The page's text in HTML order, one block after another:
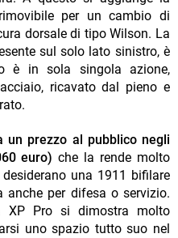
per un cambio di
dorsale di tipo Wilson. La
sul solo lato sinistro, è
è in sola singola azione,
ricavato dal pieno e
un prezzo al pubblico negli
euro)che la rende molto
una 1911 bifilare
per difesa o servizio.
Pro si dimostra molto
uno spazio tutto suo nel